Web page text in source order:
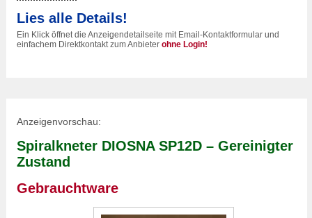
Lies alle Details!
Ein Klick öffnet die Anzeigendetailseite mit Email-Kontaktformular und
einfachem Direktkontakt zum Anbieter ohne Login!
Anzeigenvorschau:
Spiralkneter DIOSNA SP12D – Gereinigter
Zustand
Gebrauchtware